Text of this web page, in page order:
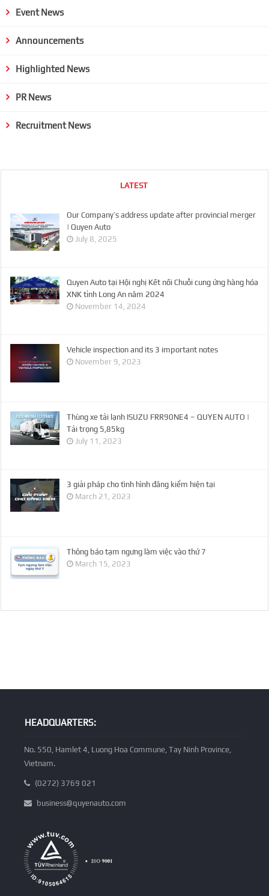
Event News
Announcements
Highlighted News
PR News
Recruitment News
LATEST
Our Company’s address update after provincial merger
| Quyen Auto
July 8, 2025
Quyen Auto tại Hội nghị Kết nối Chuỗi cung ứng hàng hóa
XNK tỉnh Long An năm 2024
November 14, 2024
Vehicle inspection and its 3 important notes
November 9, 2023
Thùng xe tải lạnh ISUZU FRR90NE4 – QUYEN AUTO |
Tải trọng 5,85kg
July 11, 2023
3 giải pháp cho tình hình đăng kiểm hiện tại
March 21, 2023
Thông báo tạm ngưng làm việc vào thứ 7
March 15, 2023
HEADQUARTERS:
No. 550, Hamlet 4, Luong Hoa Commune, Tay Ninh Province,
Vietnam.
(0272) 3769 021
business@quyenauto.com